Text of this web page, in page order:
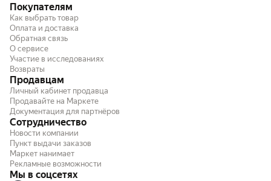
Покупателям
Как выбрать товар
Оплата и доставка
Обратная связь
О сервисе
Участие в исследованиях
Возвраты
Продавцам
Личный кабинет продавца
Продавайте на Маркете
Документация для партнёров
Сотрудничество
Новости компании
Пункт выдачи заказов
Маркет нанимает
Рекламные возможности
Мы в соцсетях